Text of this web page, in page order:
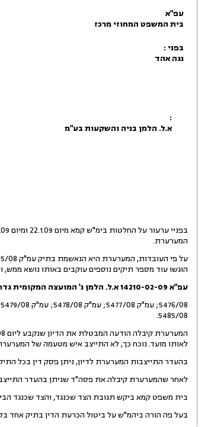
עפ"א
בית המשפט המחוזי מרכז
בפני :
נגה אהד
:
א.ל. הלמן בניה והשקעות בע"מ
המערערת.
הוגשו עוד מספר תיקים נוספים עוקבים באותו נושא ממש, ונקבעו אף הם ליום 14.12.08, כולם באותה שעה.
עפ"א 14210-02-09 א.ל. הלמן נ' המועצה המקומית גדרה
5485/08.
לאותו מועד. נוכח כך, לא התייצב איש מטעמה של
בהעדר התייצבות המערערת לדיון, ניתן פסק דין בכל התיקים, בין היתר גם בתיק עמ"ק 5475/08,
לאחר שהמערערת קיבלה את פסה"ד שניתן בהעדר
בית משפט קמא ביקש תגובת הצד שכנגד, והצד שכנגד הביע את
בעל פה הורה ביהמ"ש על ביטול הכרעת הדין בתיק אחד